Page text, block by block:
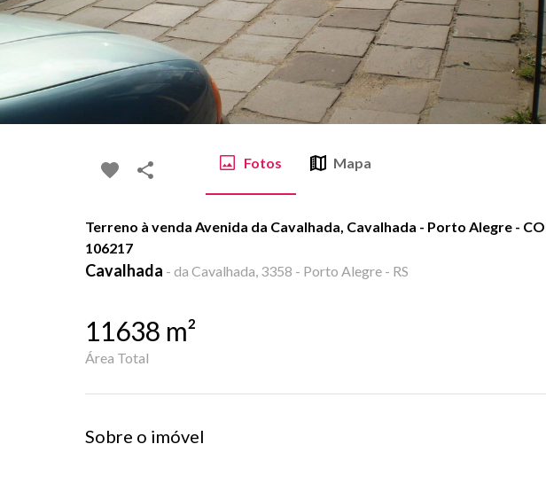
Fotos Mapa
Terreno à venda Avenida da Cavalhada, Cavalhada - Porto Alegre -
106217
Cavalhada - da Cavalhada, 3358 - Porto Alegre - RS
11638 m²
Área Total
Sobre o imóvel